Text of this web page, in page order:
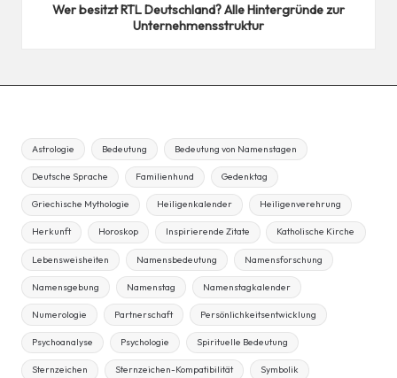
Wer besitzt RTL Deutschland? Alle Hintergründe zur
Unternehmensstruktur
Astrologie Bedeutung Bedeutung von Namenstagen
Deutsche Sprache Familienhund Gedenktag
Griechische Mythologie Heiligenkalender Heiligenverehrung
Herkunft Horoskop Inspirierende Zitate Katholische Kirche
Lebensweisheiten Namensbedeutung Namensforschung
Namensgebung Namenstag Namenstagkalender
Numerologie Partnerschaft Persönlichkeitsentwicklung
Psychoanalyse Psychologie Spirituelle Bedeutung
Sternzeichen Sternzeichen-Kompatibilität Symbolik